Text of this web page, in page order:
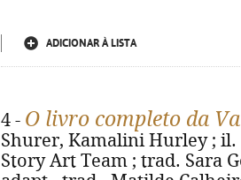
ADICIONAR À LISTA
4 - O livro completo da
Shurer, Kamalini Hurley ;
Story Art Team ; trad. Sara